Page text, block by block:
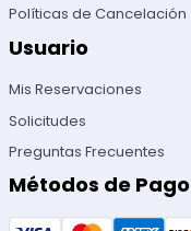
Políticas de Cancelación
Usuario
Mis Reservaciones
Solicitudes
Preguntas Frecuentes
Métodos de Pago